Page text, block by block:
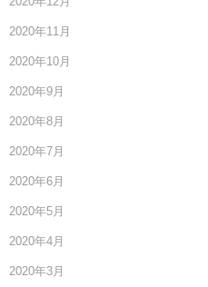
2020年11月
2020年10月
2020年9月
2020年8月
2020年7月
2020年6月
2020年5月
2020年4月
2020年3月